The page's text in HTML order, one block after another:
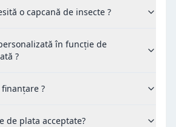
o capcană de insecte ?
în funcție de
?
?
de plata acceptate?